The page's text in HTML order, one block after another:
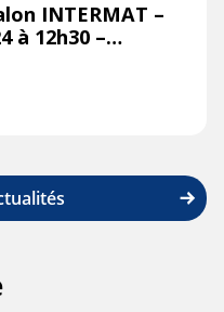
INTERMAT –
à 12h30 –
complet à